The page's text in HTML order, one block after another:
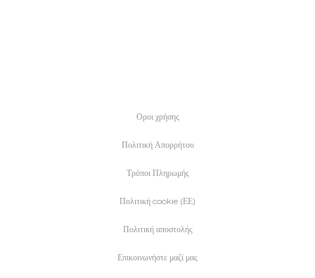
Οροι χρήσης
Πολιτική Απορρήτου
Τρόποι Πληρωμής
Πολιτική cookie (ΕΕ)
Πολιτική αποστολής
Επικοινωνήστε μαζί μας